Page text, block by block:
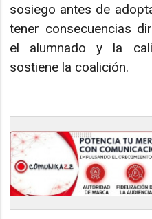
sosiego antes de
tener consecuencias
el alumnado y la
sostiene la coalición.